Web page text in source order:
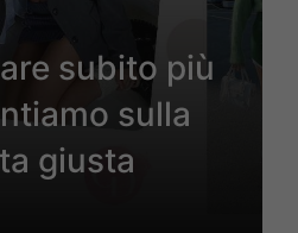
subito più
sulla
giusta